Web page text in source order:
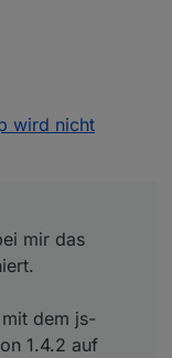
mit dem js-
von 1.4.2 auf 1.5.7
jetzigen backup
wird nicht
mir das
dem js-
1.4.2 auf